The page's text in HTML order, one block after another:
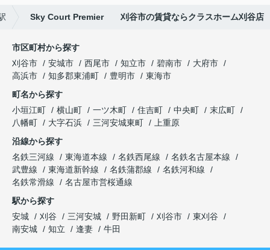
Sky Court Premier 刈谷市の賃貸ならクラスホーム刈谷店
市区町村から探す
刈谷市
安城市 西尾市 知立市 碧南市
大府市
高浜市
知多郡東浦町 豊明市
東海市
町名から探す
小垣江町
横山町 一ツ木町 住吉町 中央町
末広町
八幡町
大字石浜 三河安城東町
上重原
沿線から探す
名鉄三河線
東海道本線 名鉄西尾線
名鉄名古屋本線
武豊線
東海道新幹線 名鉄蒲郡線
名鉄河和線
名鉄常滑線
名古屋市営桜通線
駅から探す
安城
刈谷 三河安城 野田新町 刈谷市
東刈谷
南安城
知立 逢妻 牛田